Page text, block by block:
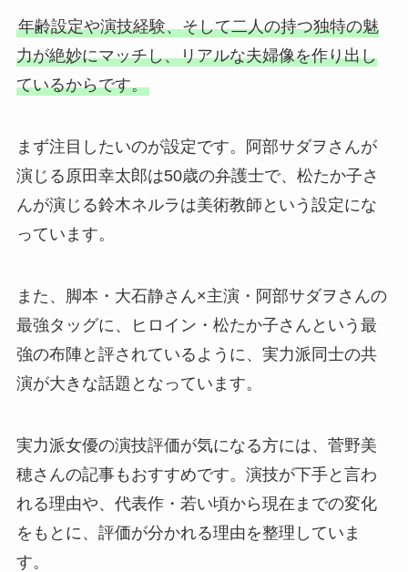
年齢設定や演技経験、そして二人の持つ独特の魅
力が絶妙にマッチし、リアルな夫婦像を作り出し
ているからです。
まず注目したいのが設定です。阿部サダヲさんが
演じる原田幸太郎は50歳の弁護士で、松たか子さ
んが演じる鈴木ネルラは美術教師という設定にな
っています。
また、脚本・大石静さん×主演・阿部サダヲさんの
最強タッグに、ヒロイン・松たか子さんという最
強の布陣と評されているように、実力派同士の共
演が大きな話題となっています。
実力派女優の演技評価が気になる方には、菅野美
穂さんの記事もおすすめです。演技が下手と言わ
れる理由や、代表作・若い頃から現在までの変化
をもとに、評価が分かれる理由を整理していま
す。